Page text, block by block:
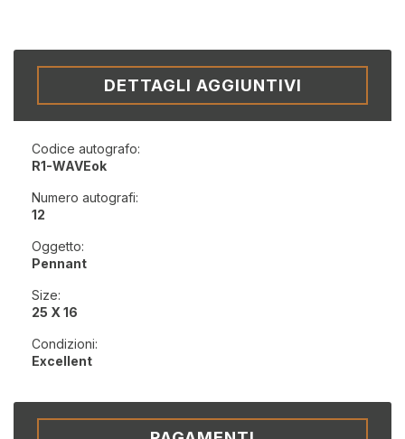
DETTAGLI AGGIUNTIVI
Codice autografo:
R1-WAVEok
Numero autografi:
12
Oggetto:
Pennant
Size:
25 X 16
Condizioni:
Excellent